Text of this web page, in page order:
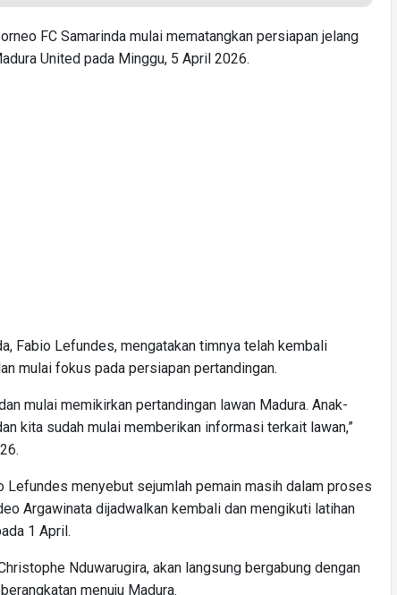
FC Samarinda mulai mematangkan persiapan jelang
United pada Minggu, 5 April 2026.
Fabio Lefundes, mengatakan timnya telah kembali
mulai fokus pada persiapan pertandingan.
mulai memikirkan pertandingan lawan Madura. Anak-
kita sudah mulai memberikan informasi terkait lawan,”
Lefundes menyebut sejumlah pemain masih dalam proses
Argawinata dijadwalkan kembali dan mengikuti latihan
1 April.
Nduwarugira, akan langsung bergabung dengan
menuju Madura.